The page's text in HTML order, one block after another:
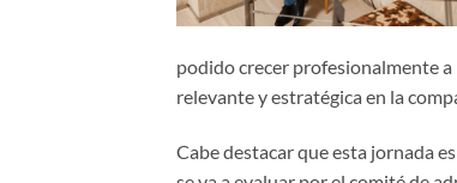
podido crecer profesionalmente
relevante y estratégica en la
Cabe destacar que esta jornada